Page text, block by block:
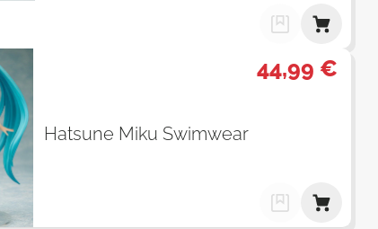
44,99 €
Hatsune Miku Swimwear